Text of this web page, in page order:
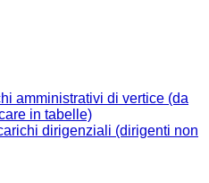
amministrativi di vertice (da
in tabelle)
dirigenziali (dirigenti non